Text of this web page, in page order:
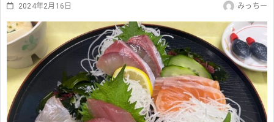
2024年2月16日 みっちー